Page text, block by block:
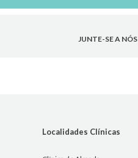
JUNTE-SE A NÓS
Localidades Clínicas